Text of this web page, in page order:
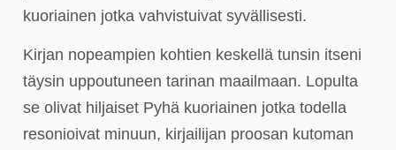
kuoriainen jotka vahvistuivat syvällisesti.
Kirjan nopeampien kohtien keskellä tunsin itseni
täysin uppoutuneen tarinan maailmaan. Lopulta
se olivat hiljaiset Pyhä kuoriainen jotka todella
resonioivat minuun, kirjailijan proosan kutoman